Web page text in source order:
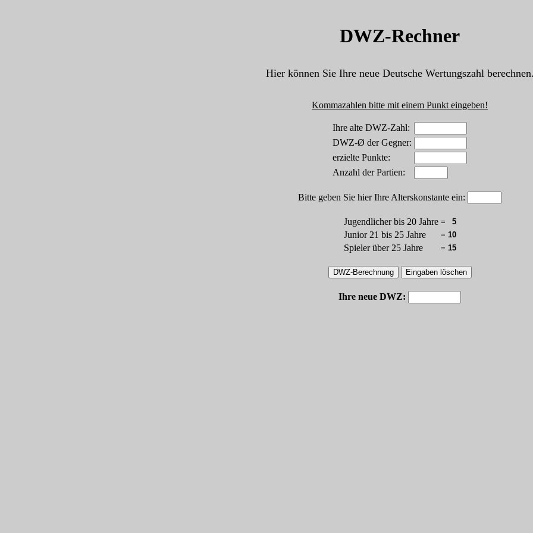
DWZ-Rechner
Hier können Sie Ihre neue Deutsche Wertungszahl
Kommazahlen bitte mit einem Punkt eingeben!
Ihre alte DWZ-Zahl:
DWZ-Ø der Gegner:
erzielte Punkte:
Anzahl der Partien:
Bitte geben Sie hier Ihre Alterskonstante ein:
Jugendlicher bis 20 Jahre = 5
Junior 21 bis 25 Jahre = 10
Spieler über 25 Jahre = 15
Ihre neue DWZ: